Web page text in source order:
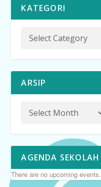
KATEGORI
ARSIP
AGENDA SEKOLAH
There are no upcoming events.